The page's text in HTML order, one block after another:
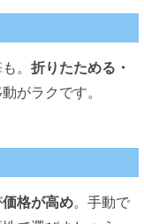
。 折りたためる・
がラクです。
価格が高め。手動で